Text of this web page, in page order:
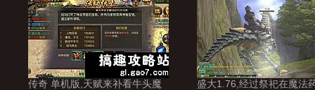
传奇 单机版,天赋来补看牛头魔
盛大1.76,经过祭祀在魔法